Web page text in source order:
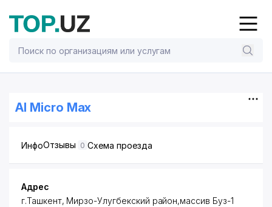
Al Micro Max
ИнфоОтзывы 0 Схема проезда
Адрес
г.Ташкент, Мирзо-Улугбекский район,массив Буз-1